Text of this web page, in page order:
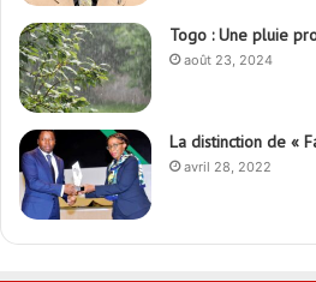
Togo : Une pluie
août 23, 2024
La distinction de «
avril 28, 2022